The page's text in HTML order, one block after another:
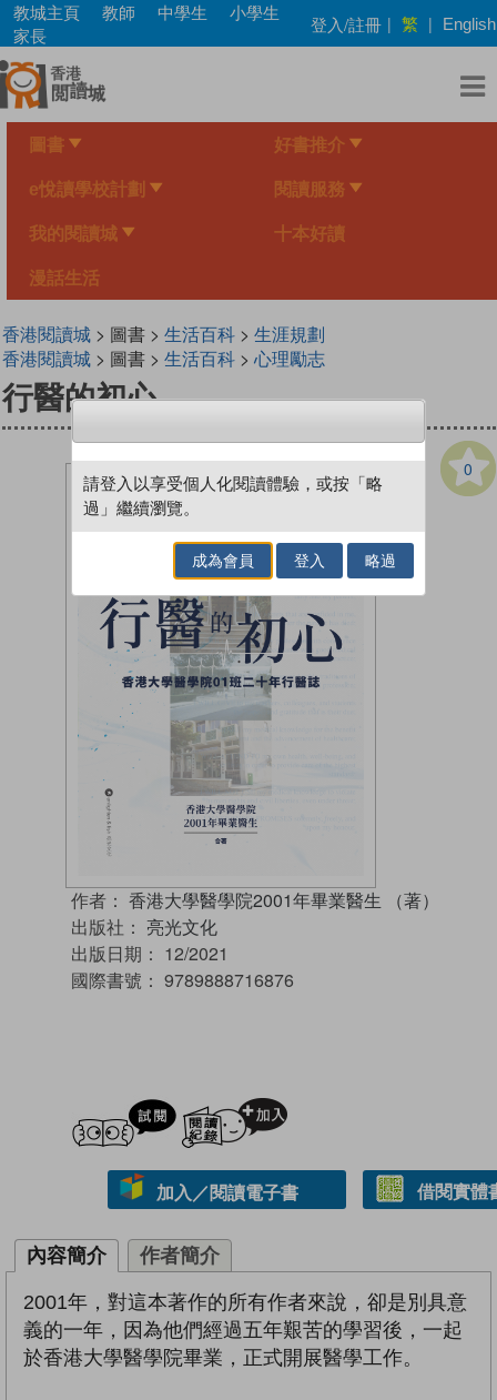
Skip
main
content
教城主頁 教師 中學生
小學生
家長
登入/註冊 | 繁 | English
圖書 好書推介
e悅讀學校計劃 閱讀服務
我的閱讀城 十本好讀
漫話生活
香港閱讀城> 圖書 > 生活百科> 生涯規劃
香港閱讀城> 圖書 > 生活百科> 心理勵志
行醫的初心
0
作者： 香港大學醫學院2001年畢業醫生 （著）
出版社： 亮光文化
出版日期： 12/2021
國際書號： 9789888716876
試閲
加入／閱讀電子書 借閱實體
內容簡介 作者簡介
2001年，對這本著作的所有作者來說，卻是別具意
義的一年，因為他們經過五年艱苦的學習後，一起
於香港大學醫學院畢業，正式開展醫學工作。
請登入以享受個人化閱讀體驗，或按「略
過」繼續瀏覽。
成為會員 登入 略過